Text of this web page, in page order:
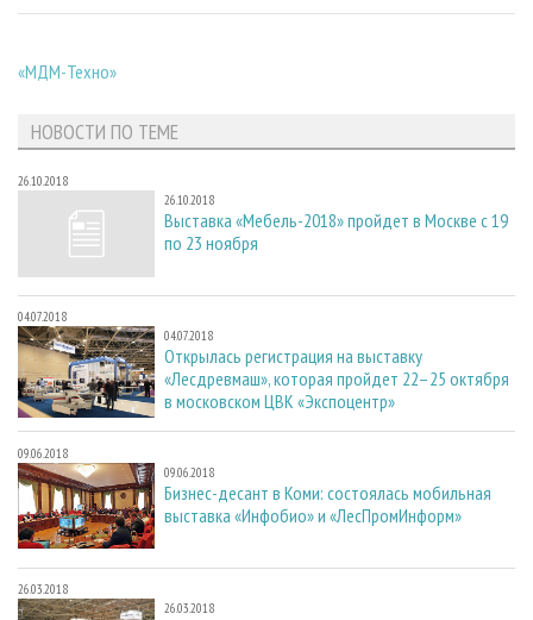
«МДМ-Техно»
НОВОСТИ ПО ТЕМЕ
26.10.2018
26.10.2018
Выставка «Мебель-2018» пройдет в Москве с 19
по 23 ноября
04.07.2018
04.07.2018
Открылась регистрация на выставку
«Лесдревмаш», которая пройдет 22–25 октября
в московском ЦВК «Экспоцентр»
09.06.2018
09.06.2018
Бизнес-десант в Коми: состоялась мобильная
выставка «Инфобио» и «ЛесПромИнформ»
26.03.2018
26.03.2018